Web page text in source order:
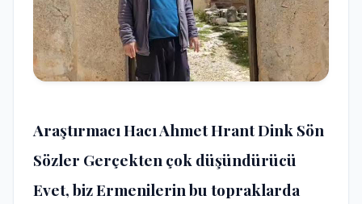
Araştırmacı Hacı Ahmet Hrant Dink Sön
Sözler Gerçekten çok düşündürücü
Evet, biz Ermenilerin bu topraklarda